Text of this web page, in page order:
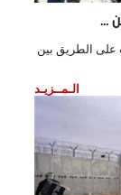
...
على الطريق بين
الـمــزيـد